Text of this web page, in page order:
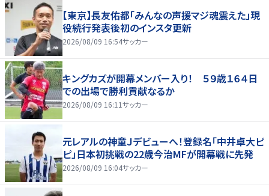
【東京】長友佑都「みんなの声援マジ魂震えた」現
役続行発表後初のインスタ更新
2026/08/09 16:54サッカー
キングカズが開幕メンバー入り！ ５９歳１６４日
での出場で勝利貢献なるか
2026/08/09 16:11サッカー
元レアルの神童Ｊデビューへ！登録名「中井卓大ピ
ピ」日本初挑戦の22歳今治MFが開幕戦に先発
2026/08/09 16:04サッカー